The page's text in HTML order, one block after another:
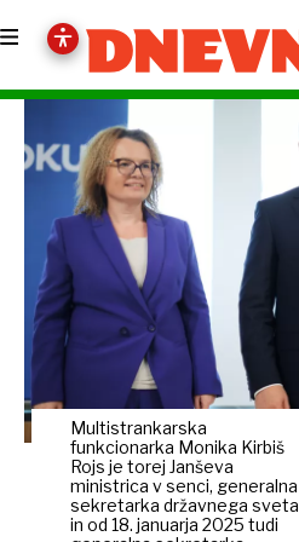
Multistrankarska
funkcionarka Monika Kirbiš
Rojs je torej Janševa
ministrica v senci, generalna
sekretarka državnega sveta
in od 18. januarja 2025 tudi